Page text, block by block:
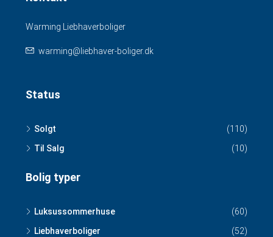
Warming Liebhaverboliger
warming@liebhaver-boliger.dk
Status
Solgt
(110)
Til Salg
(10)
Bolig typer
Luksussommerhuse
(60)
Liebhaverboliger
(52)